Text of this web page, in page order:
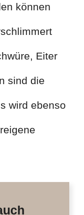
können
Eiter
sind die
wird ebenso